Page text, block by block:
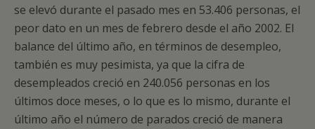
se elevó durante el pasado mes en 53.406 personas, el
peor dato en un mes de febrero desde el año 2002. El
balance del último año, en términos de desempleo,
también es muy pesimista, ya que la cifra de
desempleados creció en 240.056 personas en los
últimos doce meses, o lo que es lo mismo, durante el
último año el número de parados creció de manera